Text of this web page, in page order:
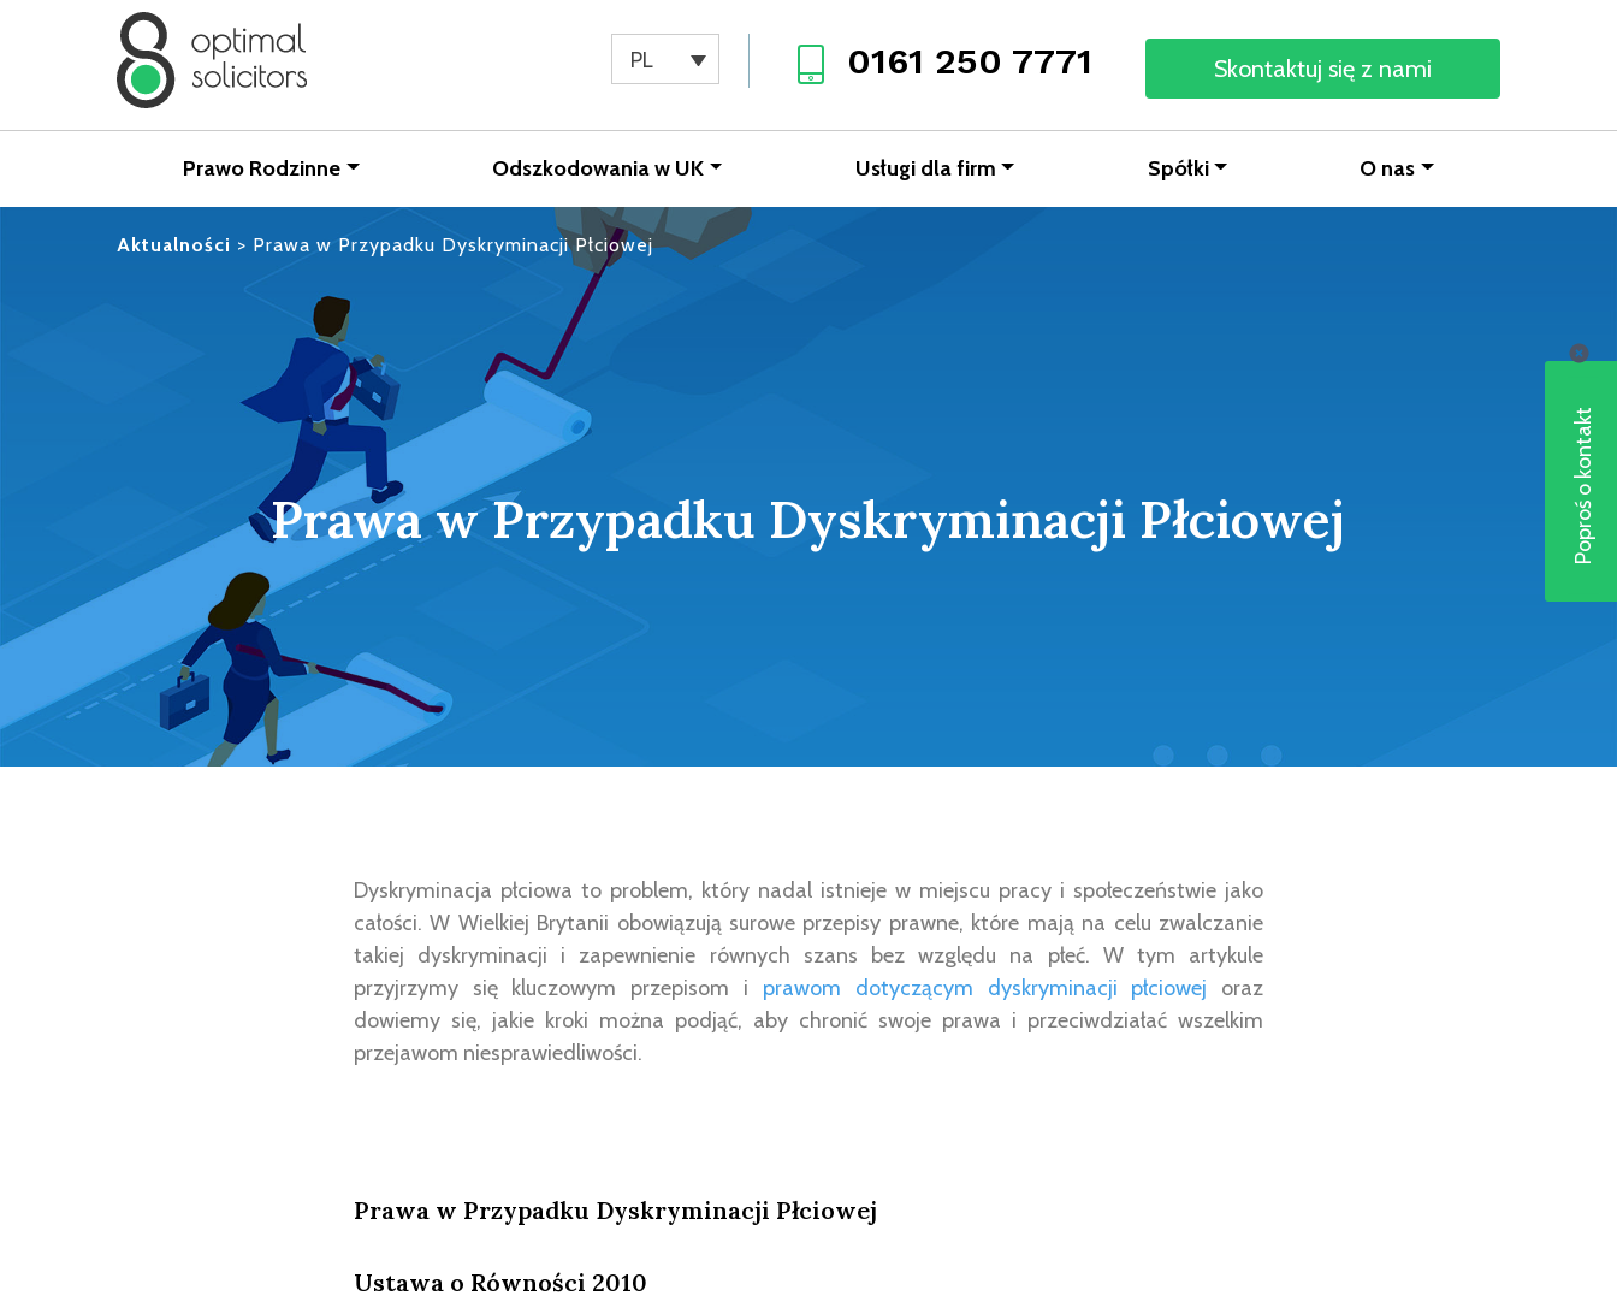
0161 250 7771 Skontaktuj się z nami
PL
Prawo Rodzinne Odszkodowania w UK Usługi dla firm Spółki O nas
Aktualności > Prawa w Przypadku Dyskryminacji Płciowej
Prawa w Przypadku Dyskryminacji Płciowej
Dyskryminacja płciowa to problem, który nadal istnieje w miejscu pracy i społeczeństwie jako
całości. W Wielkiej Brytanii obowiązują surowe przepisy prawne, które mają na celu zwalczanie
takiej dyskryminacji i zapewnienie równych szans bez względu na płeć. W tym artykule
przyjrzymy się kluczowym przepisom i prawom dotyczącym dyskryminacji płciowej oraz
dowiemy się, jakie kroki można podjąć, aby chronić swoje prawa i przeciwdziałać wszelkim
przejawom niesprawiedliwości.
Prawa w Przypadku Dyskryminacji Płciowej
Ustawa o Równości 2010
Poproś o kontakt